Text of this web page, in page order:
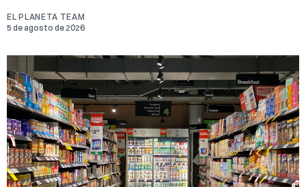
EL PLANETA TEAM
5 de agosto de 2026